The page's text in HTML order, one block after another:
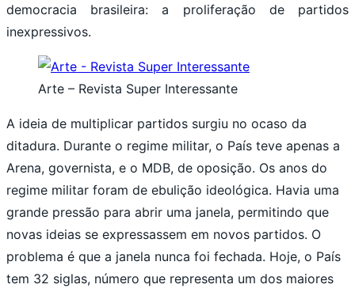
democracia brasileira: a proliferação de partidos
inexpressivos.
Arte – Revista Super Interessante
A ideia de multiplicar partidos surgiu no ocaso da
ditadura. Durante o regime militar, o País teve apenas a
Arena, governista, e o MDB, de oposição. Os anos do
regime militar foram de ebulição ideológica. Havia uma
grande pressão para abrir uma janela, permitindo que
novas ideias se expressassem em novos partidos. O
problema é que a janela nunca foi fechada. Hoje, o País
tem 32 siglas, número que representa um dos maiores